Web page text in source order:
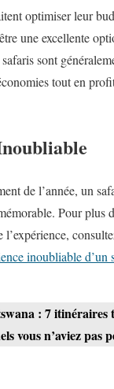
optimiser leur
une excellente
sont
tout en
de l’année, un
Pour plus
l’expérience,
inoubliable d’un
: 7 itinéraires
vous n’aviez pas